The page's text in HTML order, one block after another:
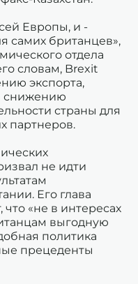
Европы, и -
самих британцев»,
отдела
словам, Brexit
экспорта,
снижению
страны для
партнеров.
не идти
Его глава
«не в интересах
выгодную
политика
прецеденты